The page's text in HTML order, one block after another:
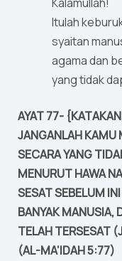
Itulah
syaitan
agama dan
yang tidak
AYAT 77-
JANGANLAH KAMU
SECARA YANG
MENURUT HAWA
SESAT SEBELUM
BANYAK MANUSIA,
TELAH TERSESAT
(AL-MA’IDAH 5:77)